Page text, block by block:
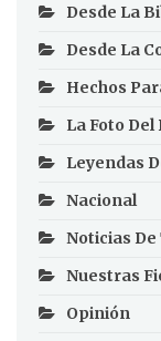
Desde La
Desde La
Hechos
La Foto Del
Leyendas
Nacional
Noticias
Nuestras
Opinión